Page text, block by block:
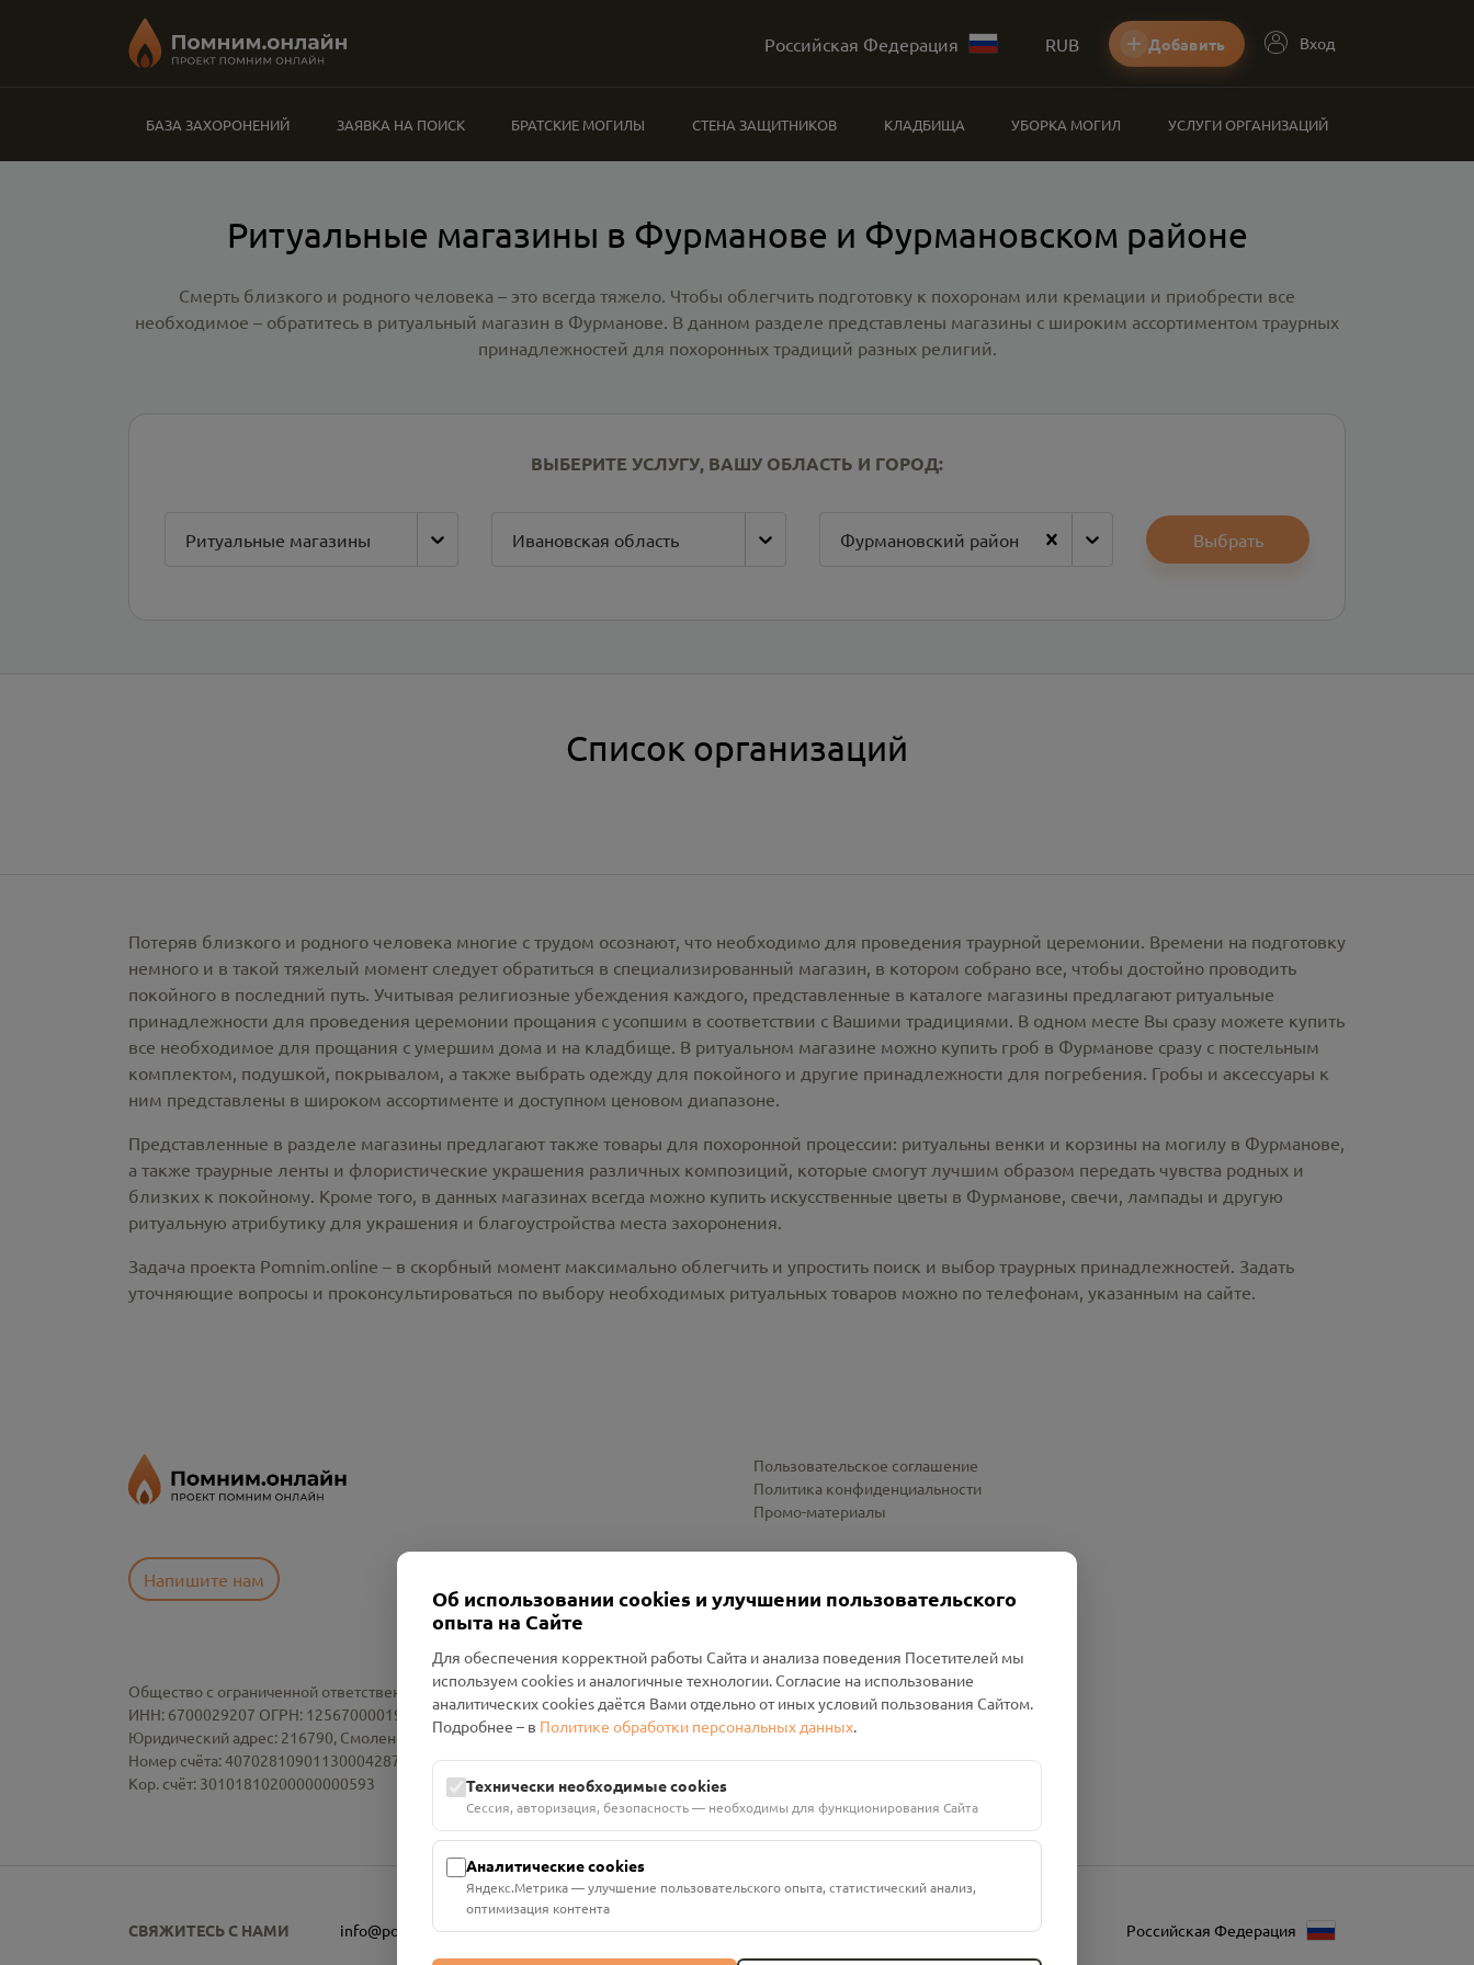
Российская Федерация RUB Добавить Вход
БАЗА ЗАХОРОНЕНИЙ ЗАЯВКА НА ПОИСК БРАТСКИЕ МОГИЛЫ СТЕНА ЗАЩИТНИКОВ КЛАДБИЩА УБОРКА МОГИЛ УСЛУГИ ОРГАНИЗАЦИЙ
Ритуальные магазины в Фурманове и Фурмановском районе
Смерть близкого и родного человека – это всегда тяжело. Чтобы облегчить подготовку к похоронам или кремации и приобрести все
необходимое – обратитесь в ритуальный магазин в Фурманове. В данном разделе представлены магазины с широким ассортиментом траурных
принадлежностей для похоронных традиций разных религий.
ВЫБЕРИТЕ УСЛУГУ, ВАШУ ОБЛАСТЬ И ГОРОД:
Ритуальные магазины Ивановская область Фурмановский район Выбрать
Список организаций
Потеряв близкого и родного человека многие с трудом осознают, что необходимо для проведения траурной церемонии. Времени на подготовку
немного и в такой тяжелый момент следует обратиться в специализированный магазин, в котором собрано все, чтобы достойно проводить
покойного в последний путь. Учитывая религиозные убеждения каждого, представленные в каталоге магазины предлагают ритуальные
принадлежности для проведения церемонии прощания с усопшим в соответствии с Вашими традициями. В одном месте Вы сразу можете купить
все необходимое для прощания с умершим дома и на кладбище. В ритуальном магазине можно купить гроб в Фурманове сразу с постельным
комплектом, подушкой, покрывалом, а также выбрать одежду для покойного и другие принадлежности для погребения. Гробы и аксессуары к
ним представлены в широком ассортименте и доступном ценовом диапазоне.
Представленные в разделе магазины предлагают также товары для похоронной процессии: ритуальны венки и корзины на могилу в Фурманове,
а также траурные ленты и флористические украшения различных композиций, которые смогут лучшим образом передать чувства родных и
близких к покойному. Кроме того, в данных магазинах всегда можно купить искусственные цветы в Фурманове, свечи, лампады и другую
ритуальную атрибутику для украшения и благоустройства места захоронения.
Задача проекта Pomnim.online – в скорбный момент максимально облегчить и упростить поиск и выбор траурных принадлежностей. Задать
уточняющие вопросы и проконсультироваться по выбору необходимых ритуальных товаров можно по телефонам, указанным на сайте.
Напишите нам
Пользовательское соглашение
Политика конфиденциальности
Промо-материалы
Общество с ограниченной ответственностью «Смоленский Проект Помним»
ИНН: 6700029207 ОГРН: 1256700001986
Юридический адрес: 216790, Смоленская область, р-н Руднянский, г. Рудня, улица Западная, д. 26А, пом. 18
Номер счёта: 40702810901130004287 в АО "АЛЬФА-БАНК"
Кор. счёт: 30101810200000000593
СВЯЖИТЕСЬ С НАМИ info@pomnim.online Российская Федерация
Об использовании cookies и улучшении пользовательского
опыта на Сайте
Для обеспечения корректной работы Сайта и анализа поведения Посетителей мы
используем cookies и аналогичные технологии. Согласие на использование
аналитических cookies даётся Вами отдельно от иных условий пользования Сайтом.
Подробнее – в Политике обработки персональных данных.
Технически необходимые cookies
Сессия, авторизация, безопасность — необходимы для функционирования Сайта
Аналитические cookies
Яндекс.Метрика — улучшение пользовательского опыта, статистический анализ,
оптимизация контента